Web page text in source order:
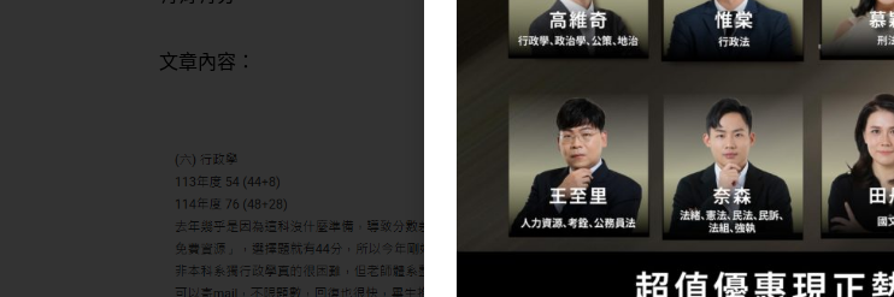
文章內容：